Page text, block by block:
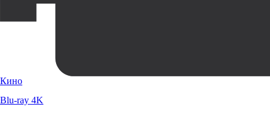
Кино
Blu-ray 4K